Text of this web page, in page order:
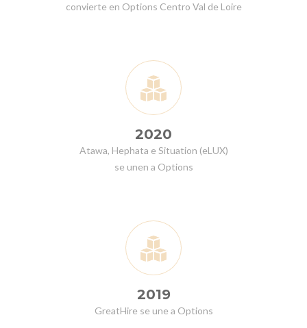
convierte en Options Centro Val de Loire
2020
Atawa, Hephata e Situation (eLUX)
se unen a Options
2019
GreatHire se une a Options